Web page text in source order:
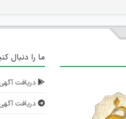
ما را دنبال
دریافت
دریافت